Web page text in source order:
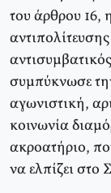
του άρθρου 16,
συμπύκνωσε
αγωνιστική,
κοινωνία
ακροατήριο,
να ελπίζει